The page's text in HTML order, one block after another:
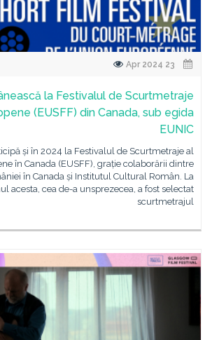
la Festivalul de Scurtmetraje
(EUSFF) din Canada, sub egida
EUNIC
și în 2024 la Festivalul de Scurtmetraje al
în Canada (EUSFF), grație colaborării dintre
în Canada și Institutul Cultural Român. La
acesta, cea de-a unsprezecea, a fost selectat
scurtmetrajul